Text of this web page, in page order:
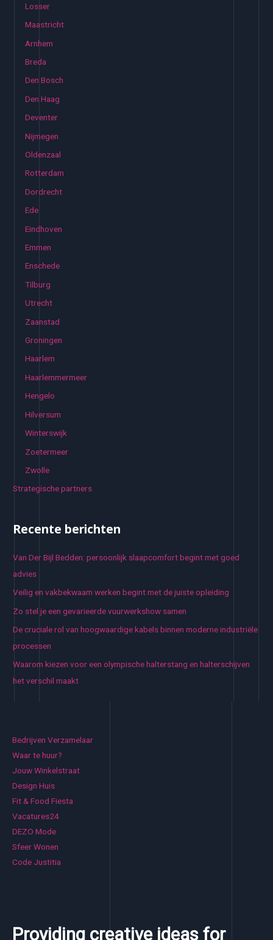
Losser
Maastricht
Arnhem
Breda
Den Bosch
Den Haag
Deventer
Nijmegen
Oldenzaal
Rotterdam
Dordrecht
Ede
Eindhoven
Emmen
Enschede
Tilburg
Utrecht
Zaanstad
Groningen
Haarlem
Haarlemmermeer
Hengelo
Hilversum
Winterswijk
Zoetermeer
Zwolle
Strategische partners
Recente berichten
Van Der Bijl Bedden: persoonlijk slaapcomfort begint met goed
advies
Veilig en vakbekwaam werken begint met de juiste opleiding
Zo stel je een gevarieerde vuurwerkshow samen
De cruciale rol van hoogwaardige kabels binnen moderne industriële
processen
Waarom kiezen voor een olympische halterstang en halterschijven
het verschil maakt
Bedrijven Verzamelaar
Waar te huur?
Jouw Winkelstraat
Design Huis
Fit & Food Fiesta
Vacatures24
DEZO Mode
Sfeer Wonen
Code Justitia
Providing creative ideas for